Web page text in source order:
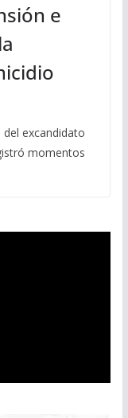
e
excandidato
momentos